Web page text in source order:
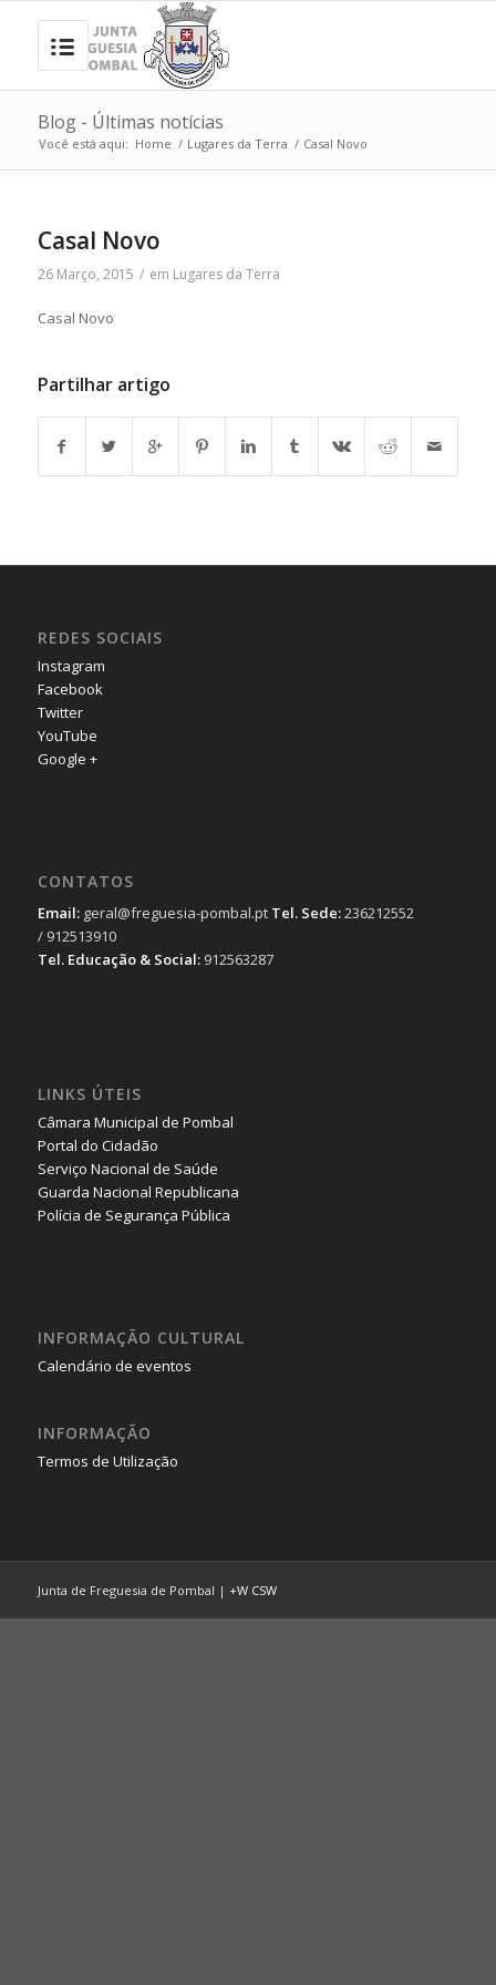
Blog - Últimas notícias
Você está aqui: Home / Lugares da Terra / Casal Novo
Casal Novo
26 Março, 2015 / em Lugares da Terra
Casal Novo
Partilhar artigo
REDES SOCIAIS
Instagram
Facebook
Twitter
YouTube
Google +
CONTATOS
Email:geral@freguesia-pombal.pt Tel. Sede:236212552
/ 912513910
Tel. Educação & Social: 912563287
LINKS ÚTEIS
Câmara Municipal de Pombal
Portal do Cidadão
Serviço Nacional de Saúde
Guarda Nacional Republicana
Polícia de Segurança Pública
INFORMAÇÃO CULTURAL
Calendário de eventos
INFORMAÇÃO
Termos de Utilização
Junta de Freguesia de Pombal | +W CSW